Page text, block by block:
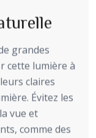
grandes
cette lumière à
claires
Évitez les
vue et
comme des